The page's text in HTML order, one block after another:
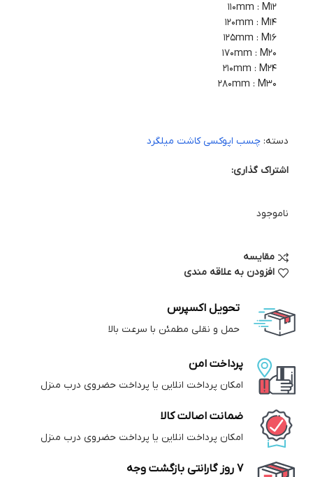
110mm : M12
120mm : M14
125mm : M16
170mm : M20
210mm : M24
280mm : M30
دسته: چسب اپوکسی کاشت میلگرد
اشتراک گذاری:
ناموجود
مقایسه
افزودن به علاقه مندی
تحویل اکسپرس
حمل و نقلی مطمئن با سرعت بالا
پرداخت امن
امکان پرداخت انلاین یا پرداخت حضروی درب منزل
ضمانت اصالت کالا
امکان پرداخت انلاین یا پرداخت حضروی درب منزل
7 روز گارانتی بازگشت وجه